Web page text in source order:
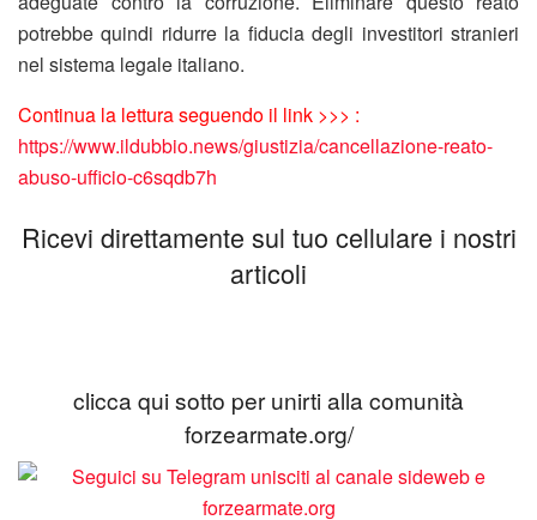
potrebbe quindi ridurre la fiducia degli investitori stranieri
nel sistema legale italiano.
Continua la lettura seguendo il link >>> :
https://www.ildubbio.news/giustizia/cancellazione-reato-
abuso-ufficio-c6sqdb7h
Ricevi direttamente sul tuo cellulare i nostri
articoli
clicca qui sotto per unirti alla comunità
forzearmate.org/